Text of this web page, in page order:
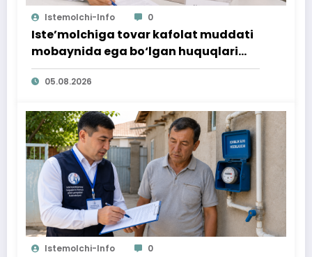
Istemolchi-Info 0
Iste’molchiga tovar kafolat muddati
mobaynida ega bo‘lgan huquqlari
ta’minlab berildi
05.08.2026
Istemolchi-Info 0